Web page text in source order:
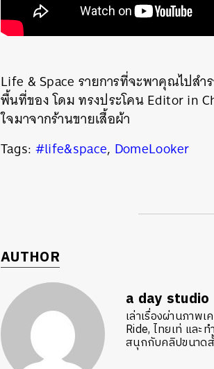
Life & Space รายการที่จะพาคุณไปส
พื้นที่ของ โดม ทรงประโคน Editor in
ใจมาจากร้านขายเสื้อผ้า
Tags: #life&space, DomeLooker
AUTHOR
a day studio
เล่าเรื่องผ่านภาพ
Ride, ไทยเท่ แล
สนุกกับคลิปขนาด
ค้นหา